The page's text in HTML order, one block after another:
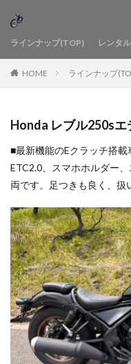
ラインナップ(TOP) レンタ
HOME ラインナップ
Honda レブル250s
■最新機能のEクラッチ搭載
ETC2.0、スマホホルダー
両です。足つきも良く、扱